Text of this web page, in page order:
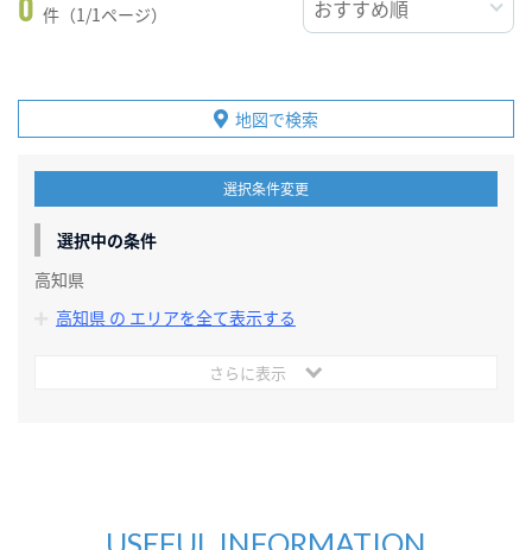
0 件（1/1ページ）
地図で検索
選択条件変更
選択中の条件
高知県
高知県 の エリアを全て表示する
さらに表示